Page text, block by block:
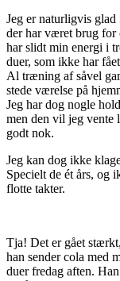
Jeg er naturligvis
der har været brug for
har slidt min energi i
duer, som ikke har
Al træning af såvel
stede værelse på
Jeg har dog nogle
men den vil jeg vente
godt nok.
Jeg kan dog ikke
Specielt de ét års, og
flotte takter.
Tja! Det er gået
han sender cola med
duer fredag aften.